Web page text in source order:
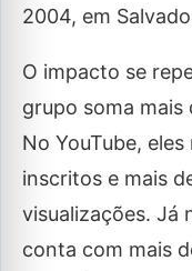
2004, em
O impacto se
grupo soma mais
No YouTube,
inscritos e mais
visualizações. Já
conta com mais